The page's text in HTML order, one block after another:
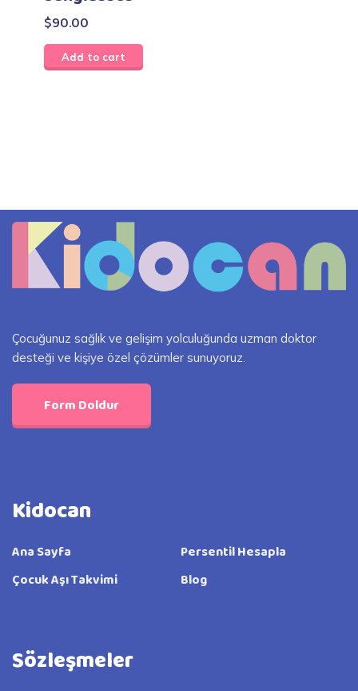
$90.00
Add to cart
Çocuğunuz sağlık ve gelişim yolculuğunda uzman doktor
desteği ve kişiye özel çözümler sunuyoruz.
Form Doldur
Kidocan
Ana Sayfa
Persentil Hesapla
Çocuk Aşı Takvimi
Blog
Sözleşmeler